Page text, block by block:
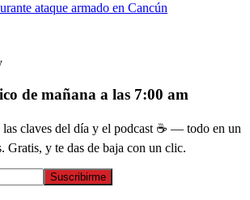
ataque armado en Cancún
de mañana a las 7:00 am
claves del día y el podcast ☕ — todo en un
Gratis, y te das de baja con un clic.
Suscribirme